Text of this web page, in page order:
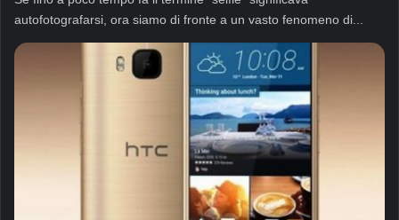
autofotografarsi, ora siamo di fronte a un vasto fenomeno di...